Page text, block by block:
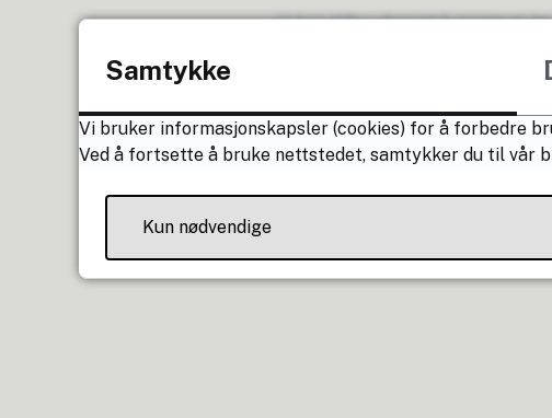
Vi kan tilby vikariat (i minimum
Eller epost:
Politiattest må leveres jfr.
Det stilles krav til
Samtykke
Vi bruker informasjonskapsler (cookies) for å forbedre
Ved å fortsette å bruke nettstedet, samtykker du til vår
Kun nødvendige